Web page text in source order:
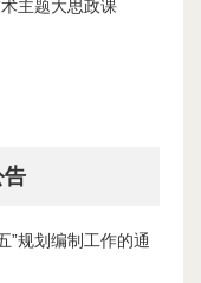
主题大思政课
告
”规划编制工作的通